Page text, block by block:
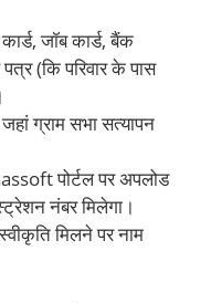
जॉब कार्ड, बैंक
(कि परिवार के पास
ग्राम सभा सत्यापन
पोर्टल पर अपलोड
नंबर मिलेगा।
मिलने पर नाम